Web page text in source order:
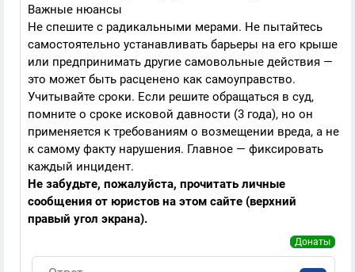
Важные нюансы
Не спешите с радикальными мерами. Не пытайтесь
самостоятельно устанавливать барьеры на его крыше
или предпринимать другие самовольные действия —
это может быть расценено как самоуправство.
Учитывайте сроки. Если решите обращаться в суд,
помните о сроке исковой давности (3 года), но он
применяется к требованиям о возмещении вреда, а не
к самому факту нарушения. Главное — фиксировать
каждый инцидент.
Не забудьте, пожалуйста, прочитать личные
сообщения от юристов на этом сайте (верхний
правый угол экрана).
Донаты